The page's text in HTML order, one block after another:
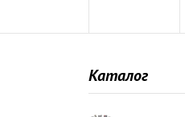
Каталог